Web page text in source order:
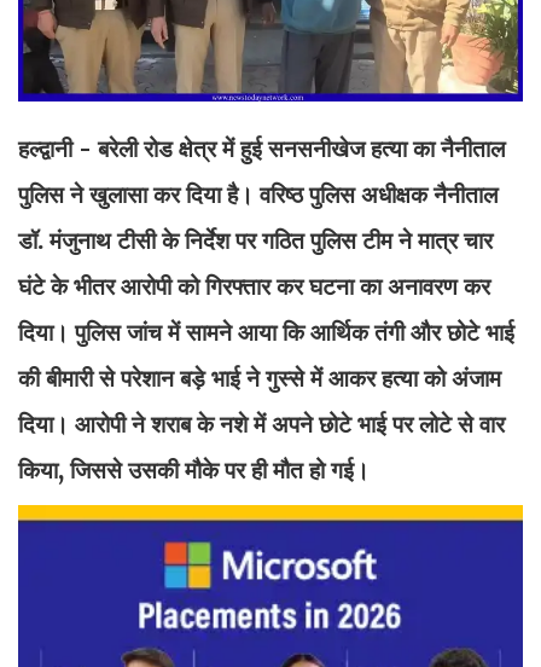
हल्द्वानी - बरेली रोड क्षेत्र में हुई सनसनीखेज हत्या का नैनीताल
पुलिस ने खुलासा कर दिया है। वरिष्ठ पुलिस अधीक्षक नैनीताल
डॉ. मंजुनाथ टीसी के निर्देश पर गठित पुलिस टीम ने मात्र चार
घंटे के भीतर आरोपी को गिरफ्तार कर घटना का अनावरण कर
दिया। पुलिस जांच में सामने आया कि आर्थिक तंगी और छोटे भाई
की बीमारी से परेशान बड़े भाई ने गुस्से में आकर हत्या को अंजाम
दिया। आरोपी ने शराब के नशे में अपने छोटे भाई पर लोटे से वार
किया, जिससे उसकी मौके पर ही मौत हो गई।